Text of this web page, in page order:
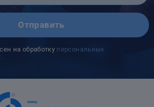
Отправить
на обработку персональных